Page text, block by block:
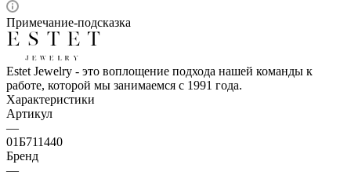
Примечание-подсказка
Estet Jewelry - это воплощение подхода нашей команды к
работе, которой мы занимаемся с 1991 года.
Характеристики
Артикул
—
01Б711440
Бренд